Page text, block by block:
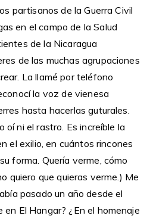
partisanos de la Guerra Civil
en el campo de la Salud
de la Nicaragua
de las muchas agrupaciones
La llamé por teléfono
la voz de vienesa
hasta hacerlas guturales.
oí ni el rastro. Es increíble la
el exilio, en cuántos rincones
forma. Quería verme, cómo
quiero que quieras verme.) Me
pasado un año desde el
El Hangar? ¿En el homenaje